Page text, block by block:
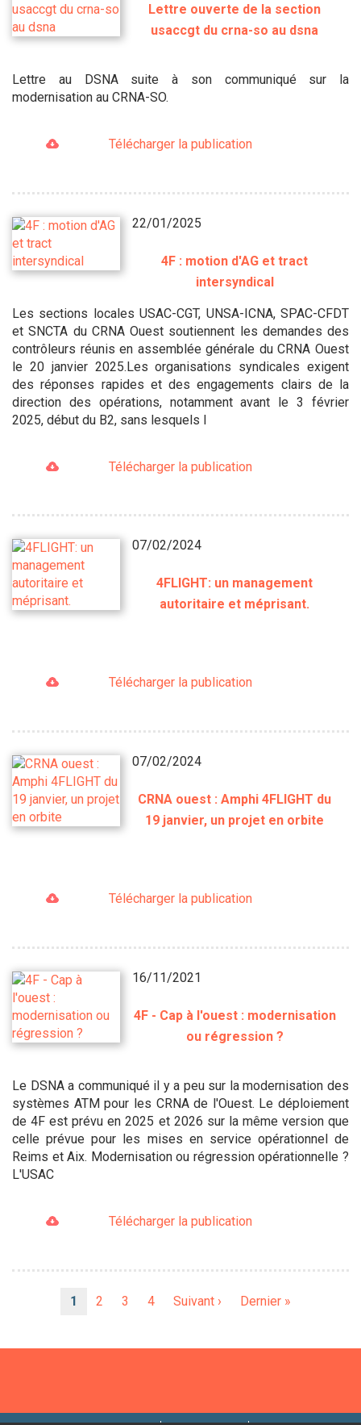
Lettre ouverte de la section
usaccgt du crna-so au dsna
Lettre au DSNA suite à son communiqué sur la
modernisation au CRNA-SO.
Télécharger la publication
22/01/2025
4F : motion d'AG et tract
intersyndical
Les sections locales USAC-CGT, UNSA-ICNA, SPAC-CFDT
et SNCTA du CRNA Ouest soutiennent les demandes des
contrôleurs réunis en assemblée générale du CRNA Ouest
le 20 janvier 2025.Les organisations syndicales exigent
des réponses rapides et des engagements clairs de la
direction des opérations, notamment avant le 3 février
2025, début du B2, sans lesquels l
Télécharger la publication
07/02/2024
4FLIGHT: un management
autoritaire et méprisant.
Télécharger la publication
07/02/2024
CRNA ouest : Amphi 4FLIGHT du
19 janvier, un projet en orbite
Télécharger la publication
16/11/2021
4F - Cap à l'ouest : modernisation
ou régression ?
Le DSNA a communiqué il y a peu sur la modernisation des
systèmes ATM pour les CRNA de l'Ouest. Le déploiement
de 4F est prévu en 2025 et 2026 sur la même version que
celle prévue pour les mises en service opérationnel de
Reims et Aix. Modernisation ou régression opérationnelle ?
L'USAC
Télécharger la publication
Page
1 Page
2 Page
3 Page
4
Page
Suivant ›
Dernière
Dernier »